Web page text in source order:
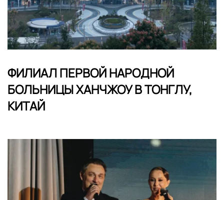
ФИЛИАЛ ПЕРВОЙ НАРОДНОЙ
БОЛЬНИЦЫ ХАНЧЖОУ В ТОНГЛУ,
КИТАЙ